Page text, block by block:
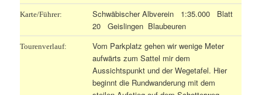
Karte/Führer:
Schwäbischer Albverein 1:35.000 Blatt
20 Geislingen Blaubeuren
Tourenverlauf:
Vom Parkplatz gehen wir wenige Meter
aufwärts zum Sattel mir dem
Aussichtspunkt und der Wegetafel. Hier
beginnt die Rundwanderung mit dem